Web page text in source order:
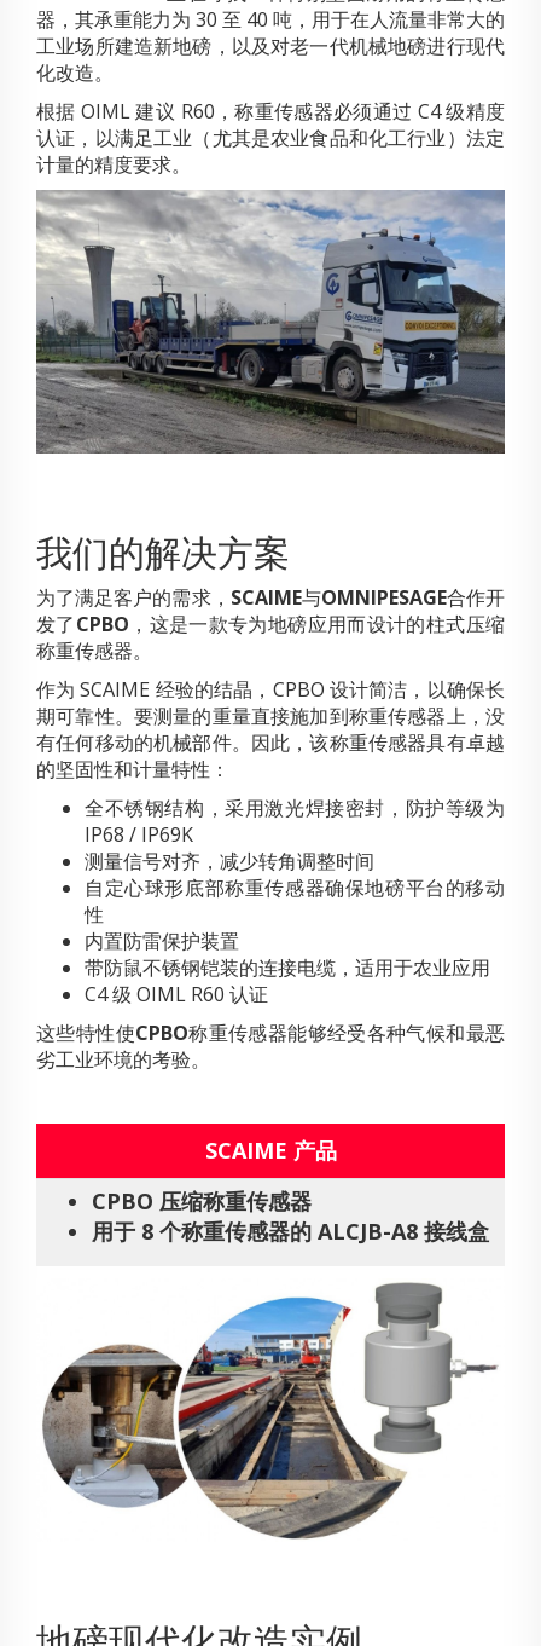
器，其承重能力为 30 至 40 吨，用于在人流量非常大的
工业场所建造新地磅，以及对老一代机械地磅进行现代
化改造。
根据 OIML 建议 R60，称重传感器必须通过 C4 级精度
认证，以满足工业（尤其是农业食品和化工行业）法定
计量的精度要求。
我们的解决方案
为了满足客户的需求， SCAIME与OMNIPESAGE合作开
发了CPBO ，这是一款专为地磅应用而设计的柱式压缩
称重传感器。
作为 SCAIME 经验的结晶，CPBO 设计简洁，以确保长
期可靠性。要测量的重量直接施加到称重传感器上，没
有任何移动的机械部件。因此，该称重传感器具有卓越
的坚固性和计量特性：
全不锈钢结构，采用激光焊接密封，防护等级为
IP68 / IP69K
测量信号对齐，减少转角调整时间
自定心球形底部称重传感器确保地磅平台的移动
性
内置防雷保护装置
带防鼠不锈钢铠装的连接电缆，适用于农业应用
C4 级 OIML R60 认证
这些特性使CPBO称重传感器能够经受各种气候和最恶
劣工业环境的考验。
CPBO 压缩称重传感器
用于 8 个称重传感器的 ALCJB-A8 接线盒
SCAIME 产品